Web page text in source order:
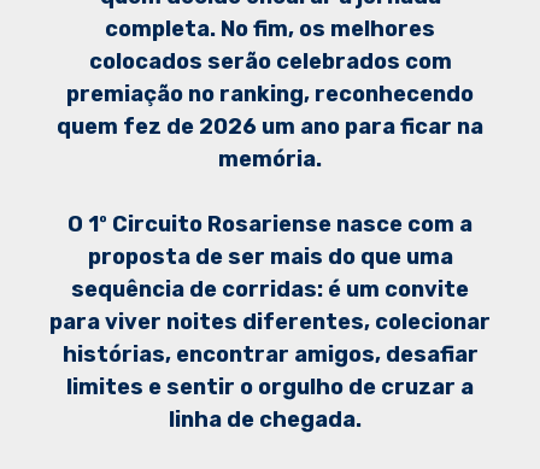
completa. No fim, os melhores
colocados serão celebrados com
premiação no ranking, reconhecendo
quem fez de 2026 um ano para ficar na
memória.
O 1º Circuito Rosariense nasce com a
proposta de ser mais do que uma
sequência de corridas: é um convite
para viver noites diferentes, colecionar
histórias, encontrar amigos, desafiar
limites e sentir o orgulho de cruzar a
linha de chegada.